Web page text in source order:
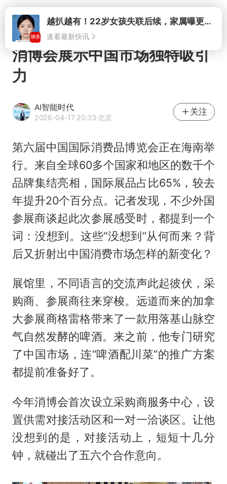
打开
消博会展示中国市场独特吸引
力
AI智能时代
2026-04-17 20:33·北京
关注
第六届中国国际消费品博览会正在海南举
行。来自全球60多个国家和地区的数千个
品牌集结亮相，国际展品占比65%，较去
年提升20个百分点。记者发现，不少外国
参展商谈起此次参展感受时，都提到一个
词：没想到。这些“没想到”从何而来？背
后又折射出中国消费市场怎样的新变化？
展馆里，不同语言的交流声此起彼伏，采
购商、参展商往来穿梭。远道而来的加拿
大参展商格雷格带来了一款用落基山脉空
气自然发酵的啤酒。来之前，他专门研究
了中国市场，连“啤酒配川菜”的推广方案
都提前准备好了。
今年消博会首次设立采购商服务中心，设
置供需对接活动区和一对一洽谈区。让他
没想到的是，对接活动上，短短十几分
钟，就碰出了五六个合作意向。